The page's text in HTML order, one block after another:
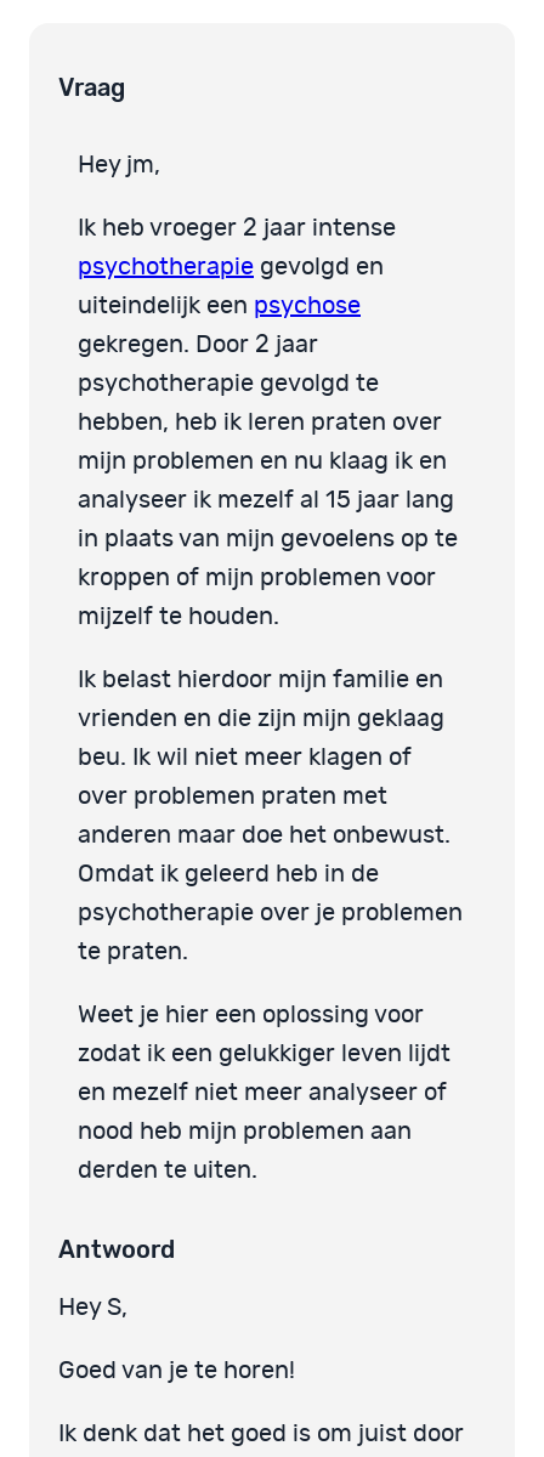
Vraag
Hey jm,
Ik heb vroeger 2 jaar intense
psychotherapie gevolgd en
uiteindelijk een psychose
gekregen. Door 2 jaar
psychotherapie gevolgd te
hebben, heb ik leren praten over
mijn problemen en nu klaag ik en
analyseer ik mezelf al 15 jaar lang
in plaats van mijn gevoelens op te
kroppen of mijn problemen voor
mijzelf te houden.
Ik belast hierdoor mijn familie en
vrienden en die zijn mijn geklaag
beu. Ik wil niet meer klagen of
over problemen praten met
anderen maar doe het onbewust.
Omdat ik geleerd heb in de
psychotherapie over je problemen
te praten.
Weet je hier een oplossing voor
zodat ik een gelukkiger leven lijdt
en mezelf niet meer analyseer of
nood heb mijn problemen aan
derden te uiten.
Antwoord
Hey S,
Goed van je te horen!
Ik denk dat het goed is om juist door